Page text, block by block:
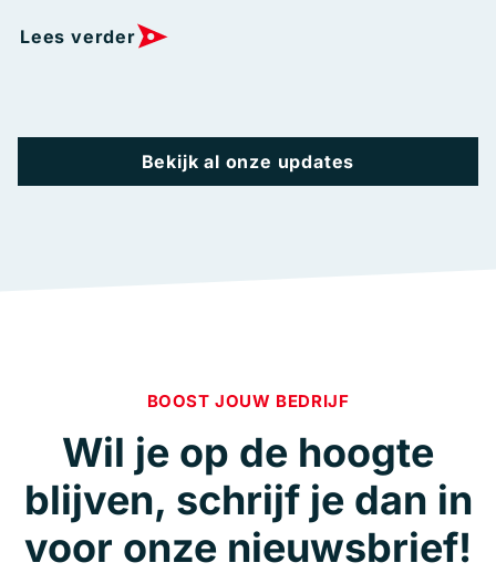
Lees verder
Bekijk al onze updates
BOOST JOUW BEDRIJF
Wil je op de hoogte
blijven, schrijf je dan in
voor onze nieuwsbrief!